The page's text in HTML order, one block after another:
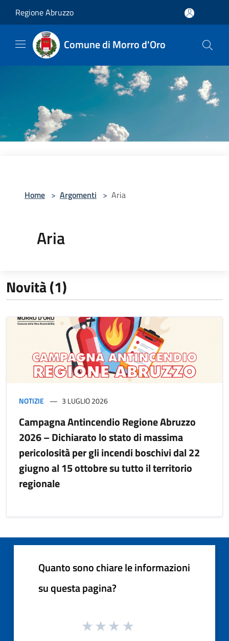
Regione Abruzzo
Comune di Morro d'Oro
Home > Argomenti > Aria
Aria
Novità (1)
NOTIZIE 3 LUGLIO 2026
Campagna Antincendio Regione Abruzzo
2026 – Dichiarato lo stato di massima
pericolosità per gli incendi boschivi dal 22
giugno al 15 ottobre su tutto il territorio
regionale
Quanto sono chiare le informazioni
su questa pagina?